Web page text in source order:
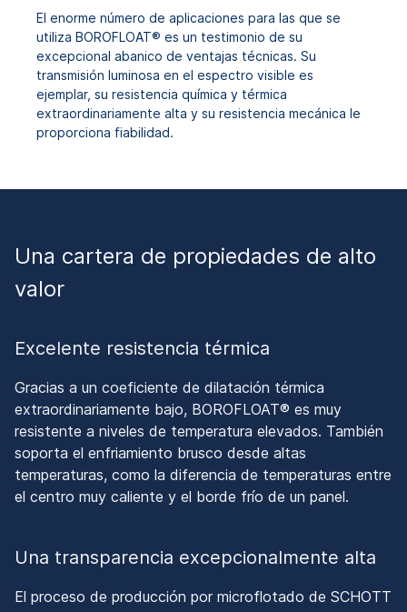
El enorme número de aplicaciones para las que se
utiliza BOROFLOAT® es un testimonio de su
excepcional abanico de ventajas técnicas. Su
transmisión luminosa en el espectro visible es
ejemplar, su resistencia química y térmica
extraordinariamente alta y su resistencia mecánica le
proporciona fiabilidad.
Una cartera de propiedades de alto
valor
Excelente resistencia térmica
Gracias a un coeficiente de dilatación térmica
extraordinariamente bajo, BOROFLOAT® es muy
resistente a niveles de temperatura elevados. También
soporta el enfriamiento brusco desde altas
temperaturas, como la diferencia de temperaturas entre
el centro muy caliente y el borde frío de un panel.
Una transparencia excepcionalmente alta
El proceso de producción por microflotado de SCHOTT